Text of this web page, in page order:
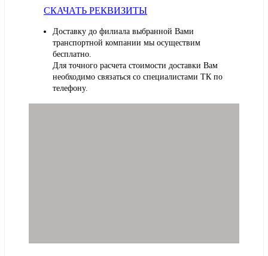
СКАЧАТЬ РЕКВИЗИТЫ
Доставку до филиала выбранной Вами
транспортной компании мы осуществим
бесплатно.
Для точного расчета стоимости доставки Вам
необходимо связаться со специалистами ТК по
телефону.